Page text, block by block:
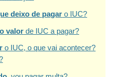
deixo de pagar o IUC?
valor de IUC a pagar?
o IUC, o que vai acontecer?